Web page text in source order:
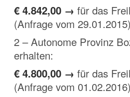
€ 4.842,00 → für das
(Anfrage vom 29.01.2015)
2 – Autonome Provinz
erhalten:
€ 4.800,00 → für das
(Anfrage vom 01.02.2016)